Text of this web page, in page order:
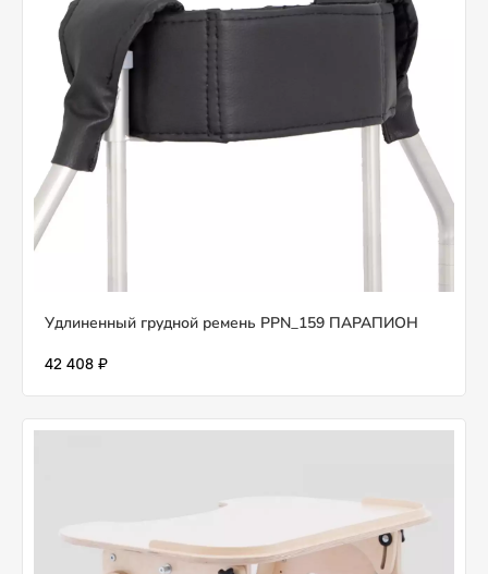
Удлиненный грудной ремень PPN_159 ПАРАПИОН
42 408 ₽